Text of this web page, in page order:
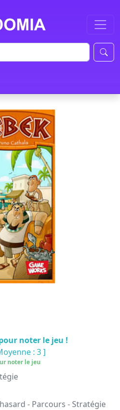
noter le jeu !
: 3]
noter le jeu
- Parcours - Stratégie